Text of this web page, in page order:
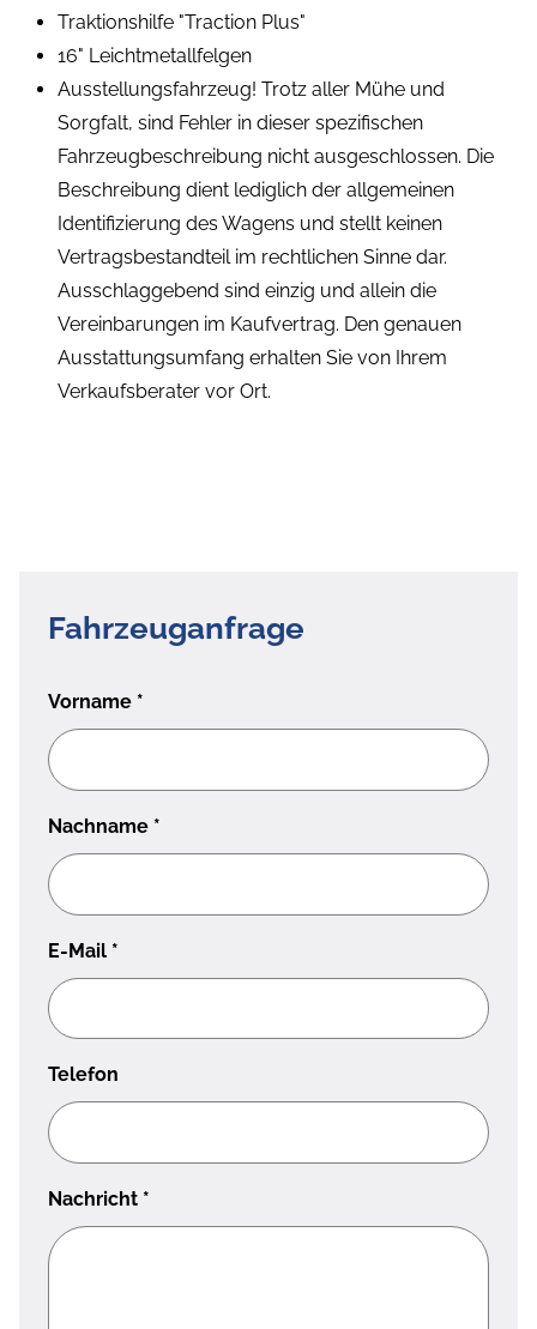
Traktionshilfe "Traction Plus"
16" Leichtmetallfelgen
Ausstellungsfahrzeug! Trotz aller Mühe und
Sorgfalt, sind Fehler in dieser spezifischen
Fahrzeugbeschreibung nicht ausgeschlossen. Die
Beschreibung dient lediglich der allgemeinen
Identifizierung des Wagens und stellt keinen
Vertragsbestandteil im rechtlichen Sinne dar.
Ausschlaggebend sind einzig und allein die
Vereinbarungen im Kaufvertrag. Den genauen
Ausstattungsumfang erhalten Sie von Ihrem
Verkaufsberater vor Ort.
Fahrzeuganfrage
Vorname *
Nachname *
E-Mail *
Telefon
Nachricht *